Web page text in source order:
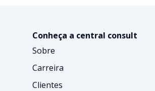
Conheça a central consult
Sobre
Carreira
Clientes